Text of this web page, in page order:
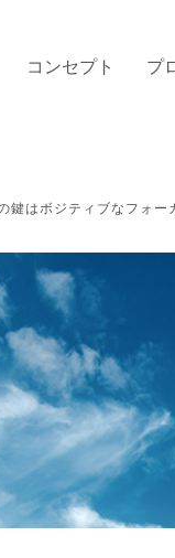
コンセプト プ
鍵はボジティブなフォー